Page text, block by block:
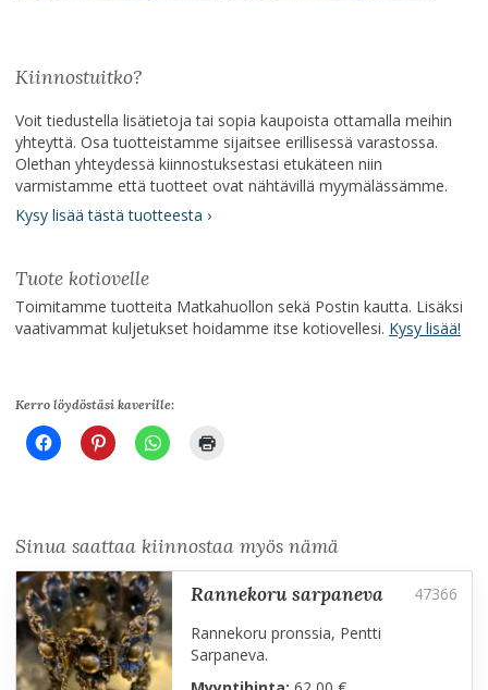
Kiinnostuitko?
Voit tiedustella lisätietoja tai sopia kaupoista ottamalla meihin
yhteyttä. Osa tuotteistamme sijaitsee erillisessä varastossa.
Olethan yhteydessä kiinnostuksestasi etukäteen niin
varmistamme että tuotteet ovat nähtävillä myymälässämme.
Kysy lisää tästä tuotteesta ›
Tuote kotiovelle
Toimitamme tuotteita Matkahuollon sekä Postin kautta. Lisäksi
vaativammat kuljetukset hoidamme itse kotiovellesi. Kysy lisää!
Kerro löydöstäsi kaverille:
Sinua saattaa kiinnostaa myös nämä
rannekoru sarpaneva
Rannekoru pronssia, Pentti
Sarpaneva.